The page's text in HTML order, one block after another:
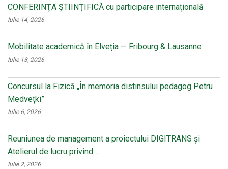
CONFERINŢA ŞTIINŢIFICĂ cu participare internaţională
Iulie 14, 2026
Mobilitate academică în Elveția — Fribourg & Lausanne
Iulie 13, 2026
Concursul la Fizică „În memoria distinsului pedagog Petru
Medvețki”
Iulie 6, 2026
Reuniunea de management a proiectului DIGITRANS și
Atelierul de lucru privind…
Iulie 2, 2026